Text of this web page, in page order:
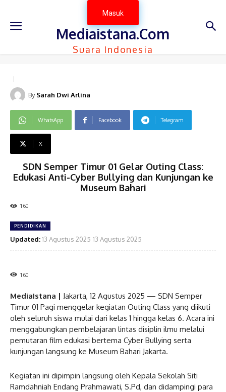
Masuk
Mediaistana.Com
Suara Indonesia
By Sarah Dwi Arlina
WhatsApp Facebook Telegram
X
SDN Semper Timur 01 Gelar Outing Class:
Edukasi Anti-Cyber Bullying dan Kunjungan ke
Museum Bahari
160
PENDIDIKAN
Updated:13 Agustus 2025 13 Agustus 2025
160
MediaIstana | Jakarta, 12 Agustus 2025 — SDN Semper
Timur 01 Pagi menggelar kegiatan Outing Class yang diikuti
oleh seluruh siswa mulai dari kelas 1 hingga kelas 6. Acara ini
menggabungkan pembelajaran lintas disiplin ilmu melalui
pemutaran film edukasi bertema Cyber Bullying serta
kunjungan langsung ke Museum Bahari Jakarta.
Kegiatan ini dipimpin langsung oleh Kepala Sekolah Siti
Ramdahniah Endang Prahmawati, S.Pd, dan didampingi para